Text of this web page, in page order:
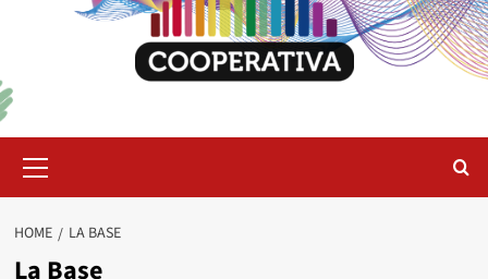
Menu
HOME LA BASE
La Base